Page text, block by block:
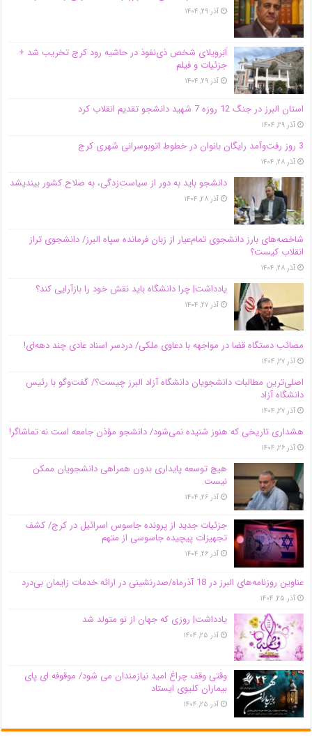
آذر ۲۹, ۱۴۰۴
اَبَر‌ویلای شخص ذی‌نفوذ در حاشیه‌ رود کرج تخریب شد +
جزئیات و فیلم
آذر ۲۹, ۱۴۰۴
استان البرز در جنگ 12 روزه 7 شهید دانشجو تقدیم انقلاب کرد
آذر ۲۹, ۱۴۰۴
3 روز رفت‌وآمد رایگان بانوان در خطوط اتوبوسرانی شهری کرج
آذر ۲۸, ۱۴۰۴
دانشجو باید به دور از سیاست‌زدگی، به صلاح کشور بیندیشد
آذر ۲۸, ۱۴۰۴
شاخصه‌های بارز دانشجوی تمام‌عیار از زبان فرمانده سپاه البرز/ دانشجوی تراز
انقلاب کیست؟
آذر ۲۸, ۱۴۰۴
یادداشت| چرا دانشگاه باید نقش خود را بازآرایی کند؟
آذر ۲۷, ۱۴۰۴
مصائب دستگاه قضا در مواجهه با دعاوی ملکی/ دردسر اسناد عادی چند‌ دهه‌ای!
آذر ۲۷, ۱۴۰۴
اصلی‌ترین مطالبات دانشجویان دانشگاه آزاد البرز چیست؟/ گفت‌وگو با رئیس
دانشگاه آز‌اد
آذر ۲۷, ۱۴۰۴
هشداری تاریخی که هنوز شنیده نمی‌شود/ دانشجو مؤذن جامعه است نه تماشاگر!
آذر ۲۶, ۱۴۰۴
هیچ توسعه پایداری بدون همراهی دانشجویان ممکن
نیست
آذر ۲۶, ۱۴۰۴
جزئیات جدید از پرونده جاسوس اسرائیل در کرج/‌ کشف
تجهیزات پیچیده جاسوسی از متهم
آذر ۲۶, ۱۴۰۴
عناوین روزنامه‌های البرز در ‌18 آذرماه/صدرنشینی در ارائه خدمات زایمان بی‌درد
آذر ۲۵, ۱۴۰۴
یادداشت| روزی که جهان از نو متولد شد
آذر ۲۵, ۱۴۰۴
وقتی وقف چراغ امید نیازمندان می شود/ موقوفه ای پای
بیماران کلیوی ایستاد
آذر ۲۵, ۱۴۰۴